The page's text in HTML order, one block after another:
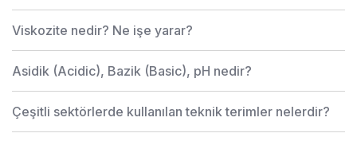
Viskozite nedir? Ne işe yarar?
Asidik (Acidic), Bazik (Basic), pH nedir?
Çeşitli sektörlerde kullanılan teknik terimler nelerdir?